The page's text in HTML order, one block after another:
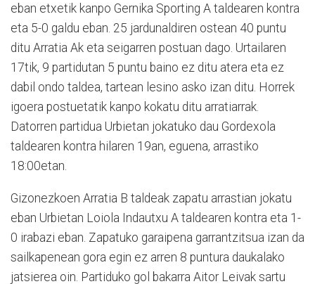
eban etxetik kanpo Gernika Sporting A taldearen kontra
eta 5-0 galdu eban. 25 jardunaldiren ostean 40 puntu
ditu Arratia Ak eta seigarren postuan dago. Urtailaren
17tik, 9 partidutan 5 puntu baino ez ditu atera eta ez
dabil ondo taldea, tartean lesino asko izan ditu. Horrek
igoera postuetatik kanpo kokatu ditu arratiarrak.
Datorren partidua Urbietan jokatuko dau Gordexola
taldearen kontra hilaren 19an, eguena, arrastiko
18:00etan.
Gizonezkoen Arratia B taldeak zapatu arrastian jokatu
eban Urbietan Loiola Indautxu A taldearen kontra eta 1-
0 irabazi eban. Zapatuko garaipena garrantzitsua izan da
sailkapenean gora egin ez arren 8 puntura daukalako
jatsierea oin. Partiduko gol bakarra Aitor Leivak sartu